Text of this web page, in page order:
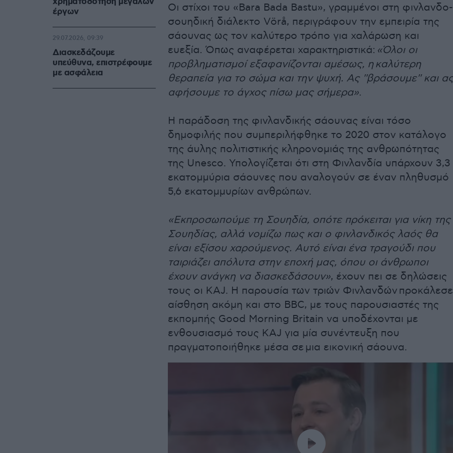
Οι στίχοι του «Bara Bada Bastu», γραμμένοι στη φινλανδο-
σουηδική διάλεκτο Vörå, περιγράφουν την εμπειρία της
σάουνας ως τον καλύτερο τρόπο για χαλάρωση και
ευεξία. Όπως αναφέρεται χαρακτηριστικά: «Όλοι οι
προβληματισμοί εξαφανίζονται αμέσως, η καλύτερη
θεραπεία για το σώμα και την ψυχή. Ας ''βράσουμε'' και ας
αφήσουμε το άγχος πίσω μας σήμερα».
Η παράδοση της φινλανδικής σάουνας είναι τόσο
δημοφιλής που συμπεριλήφθηκε το 2020 στον κατάλογο
της άυλης πολιτιστικής κληρονομιάς της ανθρωπότητας
της Unesco. Υπολογίζεται ότι στη Φινλανδία υπάρχουν 3,3
εκατομμύρια σάουνες που αναλογούν σε έναν πληθυσμό
5,6 εκατομμυρίων ανθρώπων.
«Εκπροσωπούμε τη Σουηδία, οπότε πρόκειται για νίκη της
Σουηδίας, αλλά νομίζω πως και ο φινλανδικός λαός θα
είναι εξίσου χαρούμενος. Αυτό είναι ένα τραγούδι που
ταιριάζει απόλυτα στην εποχή μας, όπου οι άνθρωποι
έχουν ανάγκη να διασκεδάσουν», έχουν πει σε δηλώσεις
τους οι KAJ. Η παρουσία των τριών Φινλανδών προκάλεσε
αίσθηση ακόμη και στο BBC, με τους παρουσιαστές της
εκπομπής Good Morning Britain να υποδέχονται με
ενθουσιασμό τους KAJ για μία συνέντευξη που
πραγματοποιήθηκε μέσα σε μια εικονική σάουνα.
έργων
Διασκεδάζουμε
υπεύθυνα, επιστρέφουμε
με ασφάλεια
29.07.2026, 09:39